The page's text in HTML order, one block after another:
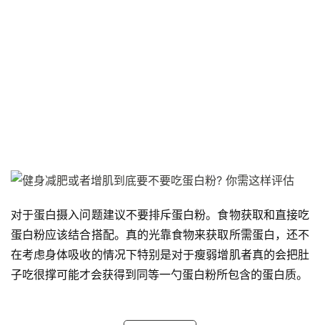
健
身
視
頻
对于蛋白摄入问题建议不要排斥蛋白粉。食物获取和直接吃
蛋白粉应该结合搭配。真的光靠食物来获取所需蛋白，还不
在考虑身体吸收的情况下特别是对于瘦弱增肌者真的会把肚
子吃很撑可能才会获得到同等一勺蛋白粉所包含的蛋白质。